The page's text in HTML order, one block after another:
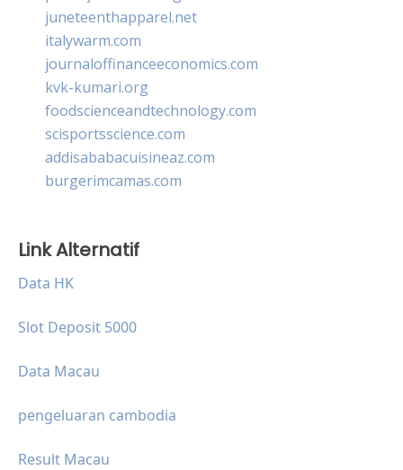
juneteenthapparel.net
italywarm.com
journaloffinanceeconomics.com
kvk-kumari.org
foodscienceandtechnology.com
scisportsscience.com
addisababacuisineaz.com
burgerimcamas.com
Link Alternatif
Data HK
Slot Deposit 5000
Data Macau
pengeluaran cambodia
Result Macau